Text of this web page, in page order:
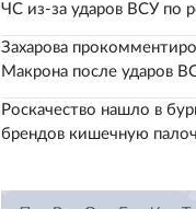
ЧС из-за ударов ВСУ по
Захарова
Макрона после ударов
Роскачество нашло в
брендов кишечную